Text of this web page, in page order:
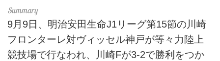
9月9日、明治安田生命J1リーグ第15節の川崎
フロンターレ対ヴィッセル神戸が等々力陸上
競技場で行なわれ、川崎Fが3-2で勝利をつか